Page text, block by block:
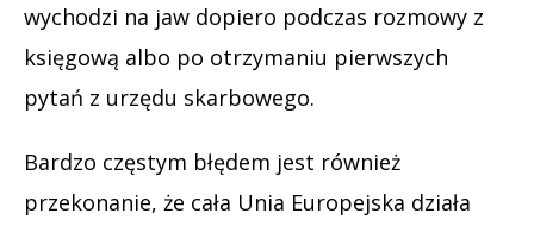
wychodzi na jaw dopiero podczas rozmowy z
księgową albo po otrzymaniu pierwszych
pytań z urzędu skarbowego.
Bardzo częstym błędem jest również
przekonanie, że cała Unia Europejska działa